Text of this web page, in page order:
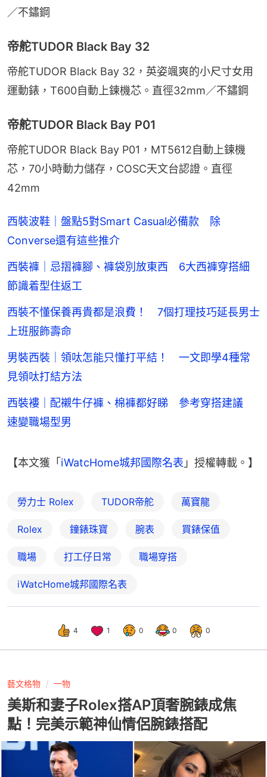
／不鏽鋼
帝舵TUDOR Black Bay 32
帝舵TUDOR Black Bay 32，英姿颯爽的小尺寸女用
運動錶，T600自動上鍊機芯。直徑32mm／不鏽鋼
帝舵TUDOR Black Bay P01
帝舵TUDOR Black Bay P01，MT5612自動上鍊機
芯，70小時動力儲存，COSC天文台認證。直徑
42mm
西裝波鞋｜盤點5對Smart Casual必備款 除
Converse還有這些推介
西裝褲｜忌摺褲腳、褲袋別放東西 6大西褲穿搭細
節識着型住返工
西裝不懂保養再貴都是浪費！ 7個打理技巧延長男士
上班服飾壽命
男裝西裝｜領呔怎能只懂打平結！ 一文即學4種常
見領呔打結方法
西裝褸｜配襯牛仔褲、棉褲都好睇 參考穿搭建議
速變職場型男
【本文獲「iWatcHome城邦國際名表 」授權轉載。】
勞力士 Rolex TUDOR帝舵 萬寶龍
Rolex 鐘錶珠寶 腕表 買錶保值
職場 打工仔日常 職場穿搭
iWatcHome城邦國際名表
4 1 0 0 0
藝文格物 一物
美斯和妻子Rolex搭AP頂奢腕錶成焦
點！完美示範神仙情侶腕錶搭配